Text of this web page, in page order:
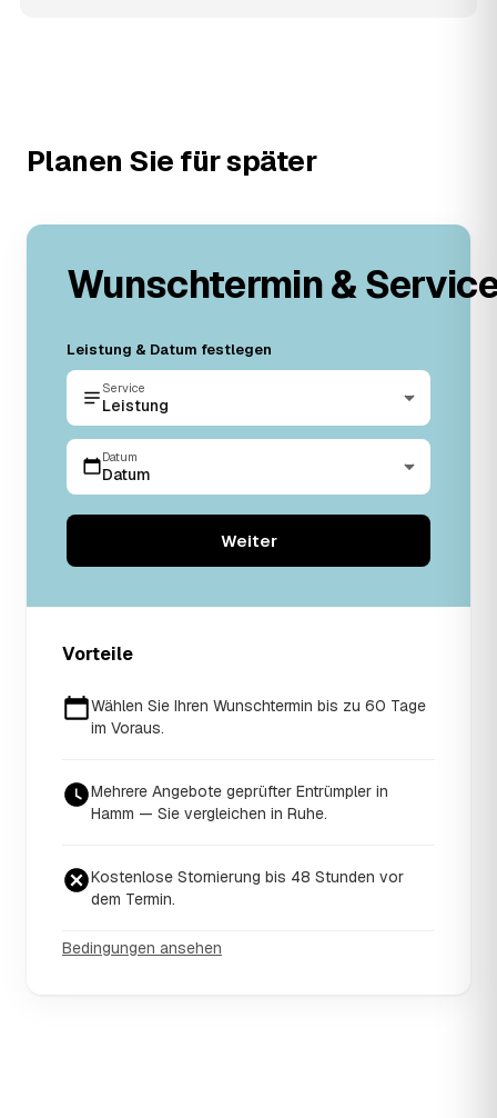
Planen Sie für später
Wunschtermin &
Leistung & Datum festlegen
Service
Leistung
Datum
Datum
Weiter
Vorteile
Wählen Sie Ihren Wunschtermin bis zu 60 Tage
im Voraus.
Mehrere Angebote geprüfter Entrümpler in
Hamm — Sie vergleichen in Ruhe.
Kostenlose Stornierung bis 48 Stunden vor
dem Termin.
Bedingungen ansehen